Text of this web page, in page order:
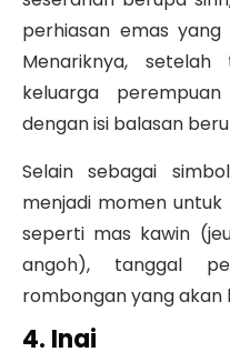
perhiasan emas
Menariknya, setelah
keluarga
dengan isi balasan
Selain sebagai
menjadi momen
seperti mas kawin
angoh), tanggal
rombongan yang akan
4. Inai